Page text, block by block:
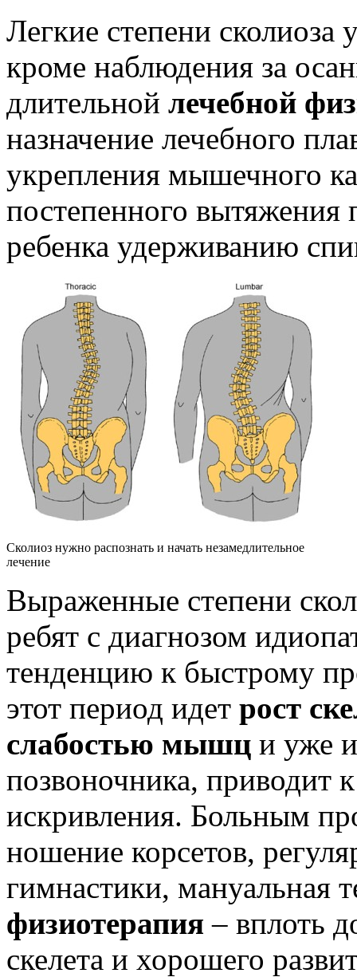
Легкие степени
кроме наблюдения за
длительной лечебной
назначение лечебного
укрепления мышечного
постепенного вытяжения
ребенка удерживанию
Сколиоз нужно распознать и начать незамедлительное
лечение
Выраженные степени
ребят с диагнозом
тенденцию к быстрому
этот период идет рост
слабостью мышц и уже
позвоночника, приводит
искривления. Больным
ношение корсетов,
гимнастики, мануальная
физиотерапия – вплоть
скелета и хорошего